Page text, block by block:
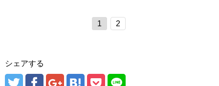
1 2
シェアする